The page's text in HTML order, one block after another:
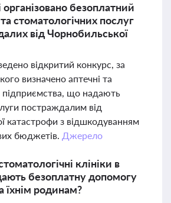
організовано безоплатний
та стоматологічних послуг
від Чорнобильської
відкритий конкурс, за
визначено аптечні та
підприємства, що надають
постраждалим від
катастрофи з відшкодуванням
бюджетів. Джерело
клініки в
безоплатну допомогу
їхнім родинам?